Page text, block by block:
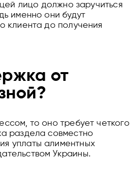
лицо должно заручиться
именно они будут
клиента до получения
от
то оно требует четкого
раздела совместно
уплаты алиментных
Украины.